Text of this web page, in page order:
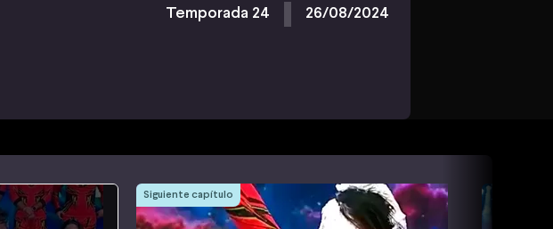
Temporada 24 26/08/2024
Siguiente capítulo